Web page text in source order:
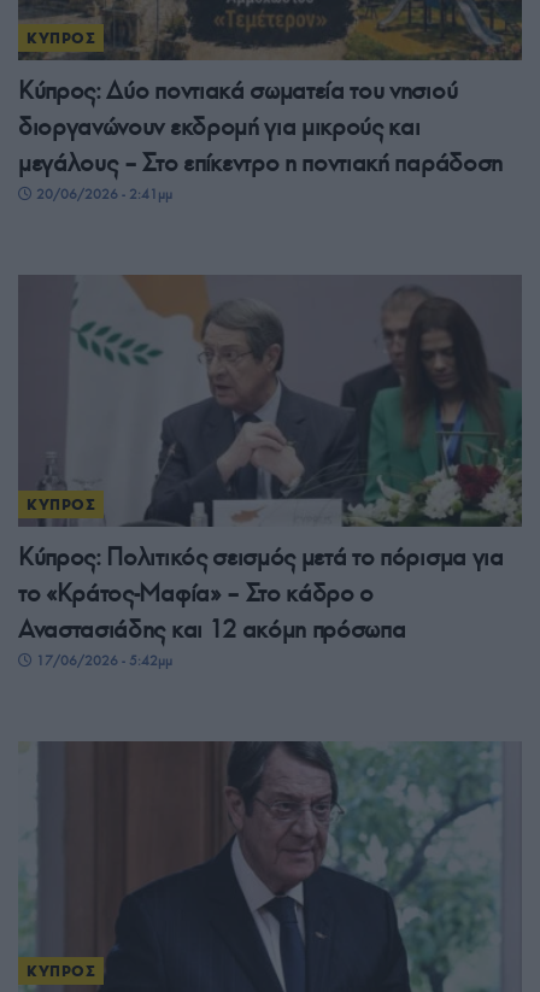
ΚΥΠΡΟΣ
Κύπρος: Δύο ποντιακά σωματεία του νησιού
διοργανώνουν εκδρομή για μικρούς και
μεγάλους – Στο επίκεντρο η ποντιακή παράδοση
20/06/2026 - 2:41μμ
ΚΥΠΡΟΣ
Κύπρος: Πολιτικός σεισμός μετά το πόρισμα για
το «Κράτος-Μαφία» – Στο κάδρο ο
Αναστασιάδης και 12 ακόμη πρόσωπα
17/06/2026 - 5:42μμ
ΚΥΠΡΟΣ